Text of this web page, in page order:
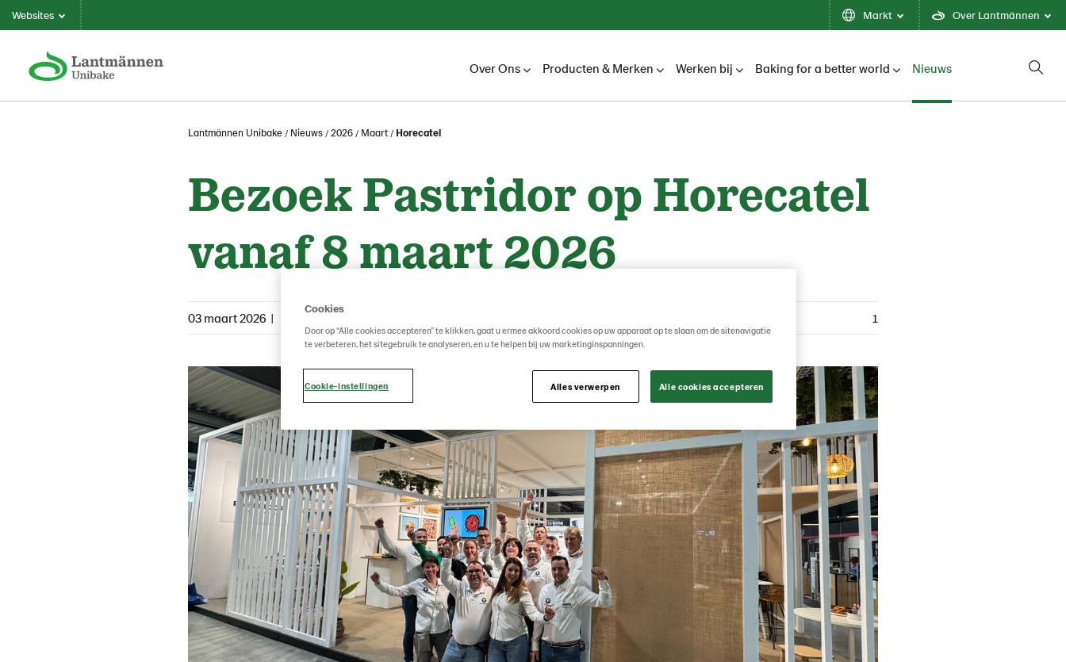
Websites Markt Over Lantmännen
Over Ons Producten & Merken Werken bij Baking for a better world Nieuws
Lantmännen Unibake Nieuws 2026 Maart Horecatel
Bezoek Pastridor op Horecatel
vanaf 8 maart 2026
03 maart 2026 | 1
Cookies
Door op “Alle cookies accepteren” te klikken, gaat u ermee akkoord cookies op uw apparaat op te slaan om de sitenavigatie
te verbeteren, het sitegebruik te analyseren, en u te helpen bij uw marketinginspanningen.
Cookie-instellingen Alles verwerpen Alle cookies accepteren